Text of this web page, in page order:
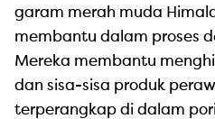
garam merah muda
membantu dalam proses
Mereka membantu
dan sisa-sisa produk
terperangkap di dalam